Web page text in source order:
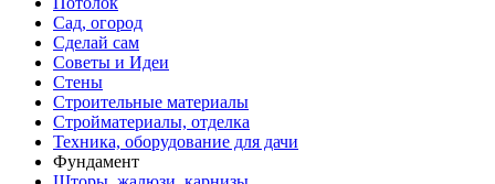
Сад, огород
Сделай сам
Советы и Идеи
Стены
Строительные материалы
Стройматериалы, отделка
Техника, оборудование для дачи
Фундамент